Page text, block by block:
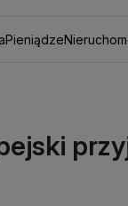
Pieniądze